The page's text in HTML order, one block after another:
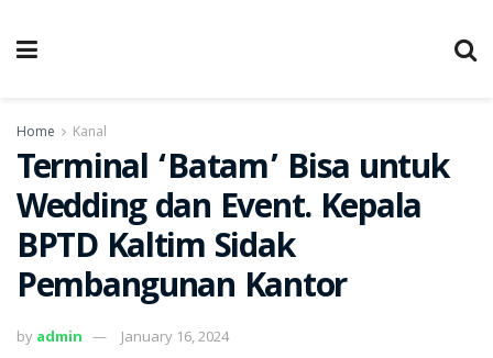
Home Kanal
Terminal ‘Batam’ Bisa untuk
Wedding dan Event. Kepala
BPTD Kaltim Sidak
Pembangunan Kantor
by admin January 16, 2024